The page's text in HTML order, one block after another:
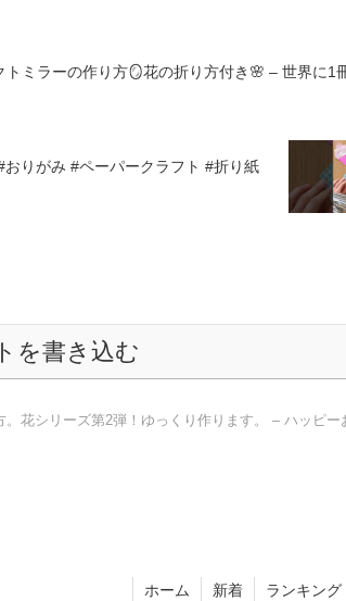
ミラーの作り方🪞花の折り方付き🌸 – 世界に
りがみ #ペーパークラフト #折り紙
を書き込む
。花シリーズ第2弾！ゆっくり作ります。 – ハッピー
ホーム 新着 ランキング